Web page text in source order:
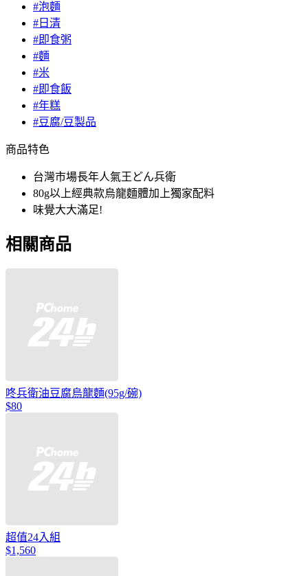
#泡麵
#日清
#即食粥
#麵
#米
#即食飯
#年糕
#豆腐/豆製品
商品特色
台灣市場長年人氣王どん兵衛
80g以上經典款烏龍麵體加上獨家配料
味覺大大滿足!
相關商品
咚兵衛油豆腐烏龍麵(95g/碗)
$80
超值24入組
$1,560